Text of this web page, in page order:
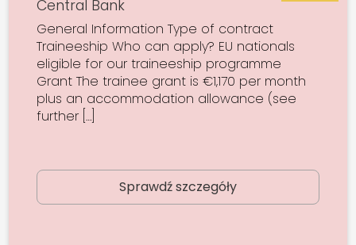
Central Bank
General Information Type of contract
Traineeship Who can apply? EU nationals
eligible for our traineeship programme
Grant The trainee grant is €1,170 per month
plus an accommodation allowance (see
further […]
Sprawdź szczegóły